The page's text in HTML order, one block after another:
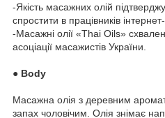
-Якість масажних олій
спростити в працівників
-Масажні олії «Thai Oils»
асоціації масажистів України.
● Body
Масажна олія з деревним
запах чоловічим. Олія знімає